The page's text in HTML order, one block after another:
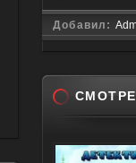
Добавил: